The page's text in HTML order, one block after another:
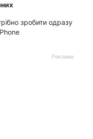
зробити одразу
Реклама